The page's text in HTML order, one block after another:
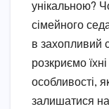
унікальною?
сімейного
в захопливий
розкриємо
особливості,
залишатися